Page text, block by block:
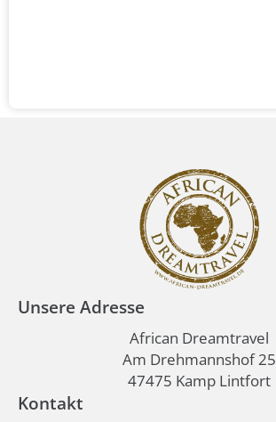
Unsere Adresse
African Dreamtravel
Am Drehmannshof 25
47475 Kamp Lintfort
Kontakt